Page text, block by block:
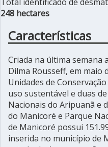
248 hectares
Características
Criada na última semana
Dilma Rousseff, em maio
Unidades de
uso sustentável e duas
Nacionais do Aripuanã e
do Manicoré e Parque
de Manicoré possui
inserida no município de